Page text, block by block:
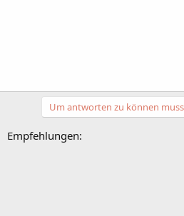
Um antworten zu können
Empfehlungen: